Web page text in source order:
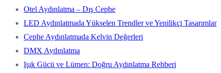
Otel Aydınlatma – Dış Cephe
LED Aydınlatmada Yükselen Trendler ve Yenilikçi Tasarımlar
Cephe Aydınlatmada Kelvin Değerleri
DMX Aydınlatma
Işık Gücü ve Lümen: Doğru Aydınlatma Rehberi